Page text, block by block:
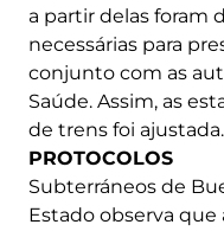
a partir delas foram
necessárias para
conjunto com as
Saúde. Assim, as
de trens foi ajustada.
PROTOCOLOS
Subterráneos de
Estado observa